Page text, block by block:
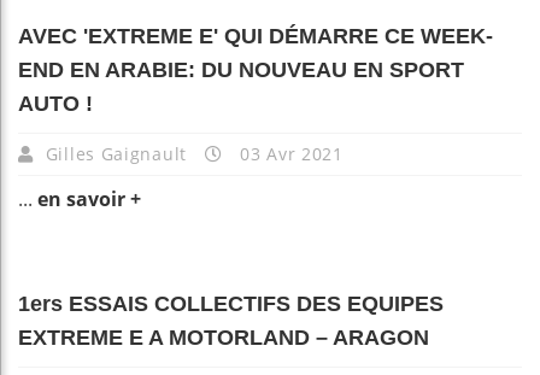
AVEC 'EXTREME E' QUI DÉMARRE CE WEEK-
END EN ARABIE: DU NOUVEAU EN SPORT
AUTO !
Gilles Gaignault 03 Avr 2021
... en savoir +
1ers ESSAIS COLLECTIFS DES EQUIPES
EXTREME E A MOTORLAND – ARAGON